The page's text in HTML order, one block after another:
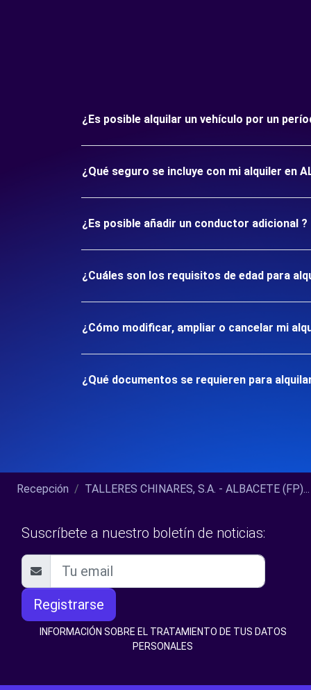
¿Es posible alquilar un vehículo por un
¿Qué seguro se incluye con mi alquiler en
¿Es posible añadir un conductor adicional ?
¿Cuáles son los requisitos de edad para
¿Cómo modificar, ampliar o cancelar mi
¿Qué documentos se requieren para
Recepción TALLERES CHINARES, S.A. - ALBACETE (FP)...
Suscríbete a nuestro boletín de noticias:
Registrarse
INFORMACIÓN SOBRE EL TRATAMIENTO DE TUS DATOS
PERSONALES